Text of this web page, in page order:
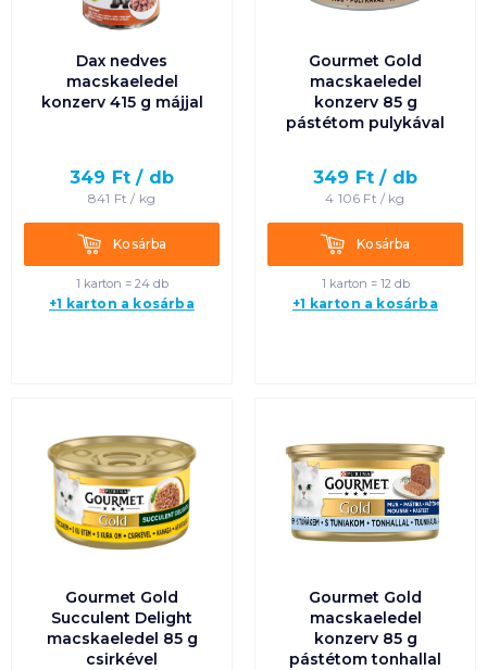
Dax nedves
macskaeledel
konzerv 415 g májjal
349 Ft / db
841 Ft / kg
KosárbaKosárba
1 karton = 24 db
+1 karton a kosárba
Gourmet Gold
macskaeledel
konzerv 85 g
pástétom pulykával
349 Ft / db
4 106 Ft / kg
KosárbaKosárba
1 karton = 12 db
+1 karton a kosárba
Gourmet Gold
Succulent Delight
macskaeledel 85 g
csirkével
Gourmet Gold
macskaeledel
konzerv 85 g
pástétom tonhallal